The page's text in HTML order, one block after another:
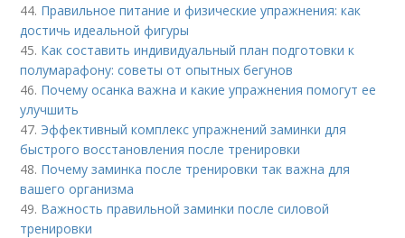
44. Правильное питание и физические упражнения: как
достичь идеальной фигуры
45. Как составить индивидуальный план подготовки к
полумарафону: советы от опытных бегунов
46. Почему осанка важна и какие упражнения помогут ее
улучшить
47. Эффективный комплекс упражнений заминки для
быстрого восстановления после тренировки
48. Почему заминка после тренировки так важна для
вашего организма
49. Важность правильной заминки после силовой
тренировки